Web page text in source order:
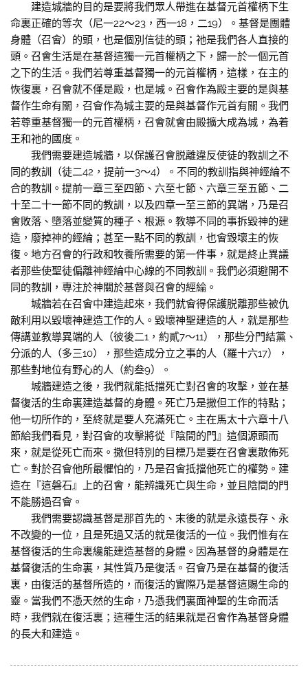
建造城牆的目的是要將我們眾人帶進在基督元首權柄下生
命裏正確的等次（尼一22～23，西一18，二19）。基督是團體
身體（召會）的頭，也是個別信徒的頭；祂是我們各人直接的
頭。召會生活是在基督這獨一元首權柄之下，歸一於一個元首
之下的生活。我們若尊重基督獨一的元首權柄，這樣，在主的
恢復裏，召會就不僅是殿，也是城。召會作為殿主要的是與基
督作生命有關，召會作為城主要的是與基督作元首有關。我們
若尊重基督獨一的元首權柄，召會就會由殿擴大成為城，為着
王和祂的國度。
我們需要建造城牆，以保護召會脱離違反使徒的教訓之不
同的教訓（徒二42，提前一3～4）。不同的教訓指與神經綸不
合的教訓。提前一章三至四節、六至七節、六章三至五節、二
十至二十一節不同的教訓，以及四章一至三節的異端，乃是召
會敗落、墮落並變質的種子、根源。教導不同的事拆毀神的建
造，廢掉神的經綸；甚至一點不同的教訓，也會毀壞主的恢
復。地方召會的行政和牧養所需要的第一件事，就是終止異議
者那些使聖徒偏離神經綸中心線的不同教訓。我們必須避開不
同的教訓，專注於神關於基督與召會的經綸。
城牆若在召會中建造起來，我們就會得保護脱離那些被仇
敵利用以毀壞神建造工作的人。毀壞神聖建造的人，就是那些
傳講並教導異端的人（彼後二1，約貳7～11），那些分門結黨、
分派的人（多三10），那些造成分立之事的人（羅十六17），
那些對地位有野心的人（約叁9）。
城牆建造之後，我們就能抵擋死亡對召會的攻擊，並在基
督復活的生命裏建造基督的身體。死亡乃是撒但工作的特點；
他一切所作的，至終就是要人充滿死亡。主在馬太十六章十八
節給我們看見，對召會的攻擊將從『陰間的門』這個源頭而
來，就是從死亡而來。撒但特別的目標乃是要在召會裏散佈死
亡。對於召會他所最懼怕的，乃是召會抵擋他死亡的權勢。建
造在『這磐石』上的召會，能辨識死亡與生命，並且陰間的門
不能勝過召會。
我們需要認識基督是那首先的、末後的就是永遠長存、永
不改變的一位，且是死過又活的就是復活的一位。我們惟有在
基督復活的生命裏纔能建造基督的身體。因為基督的身體是在
基督復活的生命裏，其性質乃是復活。召會乃是在基督的復活
裏，由復活的基督所造的，而復活的實際乃是基督這賜生命的
靈。當我們不憑天然的生命，乃憑我們裏面神聖的生命而活
時，我們就在復活裏；這種生活的結果就是召會作為基督身體
的長大和建造。